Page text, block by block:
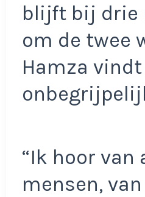
blijft bij drie
om de twee
Hamza
“Ik hoor van
mensen, van